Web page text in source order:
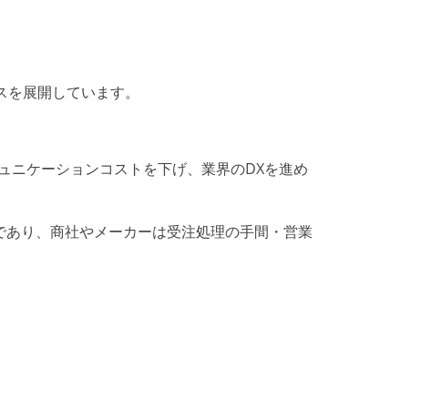
展開しています。
ケーションコストを下げ、業界のDXを進め
り、商社やメーカーは受注処理の手間・営業